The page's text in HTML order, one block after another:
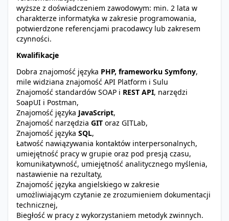
wyższe z doświadczeniem zawodowym: min. 2 lata w
charakterze informatyka w zakresie programowania,
potwierdzone referencjami pracodawcy lub zakresem
czynności.
Kwalifikacje
Dobra znajomość języka PHP, frameworku Symfony,
mile widziana znajomość API Platform i Sulu
Znajomość standardów SOAP i REST API, narzędzi
SoapUI i Postman,
Znajomość języka JavaScript,
Znajomość narzędzia GIT oraz GITLab,
Znajomość języka SQL,
Łatwość nawiązywania kontaktów interpersonalnych,
umiejętność pracy w grupie oraz pod presją czasu,
komunikatywność, umiejętność analitycznego myślenia,
nastawienie na rezultaty,
Znajomość języka angielskiego w zakresie
umożliwiającym czytanie ze zrozumieniem dokumentacji
technicznej,
Biegłość w pracy z wykorzystaniem metodyk zwinnych.